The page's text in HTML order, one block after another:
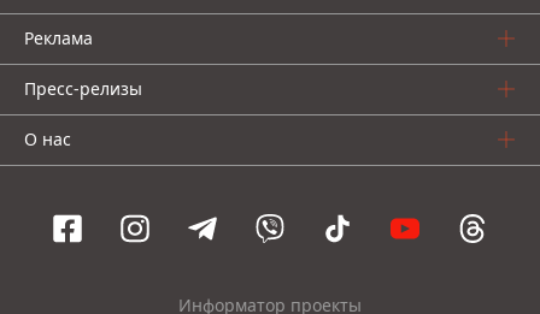
Реклама
Пресс-релизы
О нас
Информатор проекты